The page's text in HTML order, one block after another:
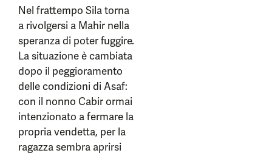
Nel frattempo Sila torna
a rivolgersi a Mahir nella
speranza di poter fuggire.
La situazione è cambiata
dopo il peggioramento
delle condizioni di Asaf:
con il nonno Cabir ormai
intenzionato a fermare la
propria vendetta, per la
ragazza sembra aprirsi